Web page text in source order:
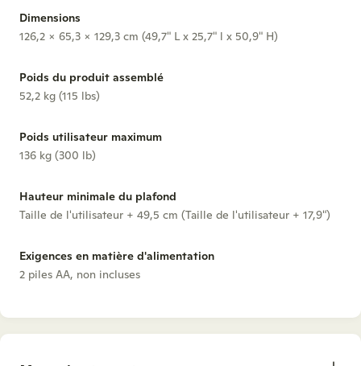
Dimensions
126,2 x 65,3 x 129,3 cm (49,7" L x 25,7" l x 50,9" H)
Poids du produit assemblé
52,2 kg (115 lbs)
Poids utilisateur maximum
136 kg (300 lb)
Hauteur minimale du plafond
Taille de l'utilisateur + 49,5 cm (Taille de l'utilisateur + 17,9")
Exigences en matière d'alimentation
2 piles AA, non incluses